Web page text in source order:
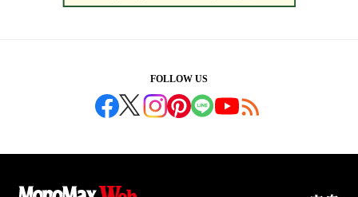
FOLLOW US